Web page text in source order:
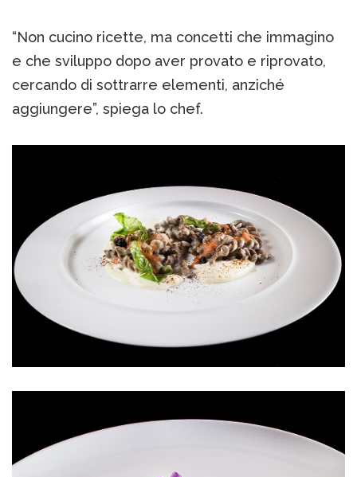
“Non cucino ricette, ma concetti che immagino
e che sviluppo dopo aver provato e riprovato,
cercando di sottrarre elementi, anziché
aggiungere”, spiega lo chef.